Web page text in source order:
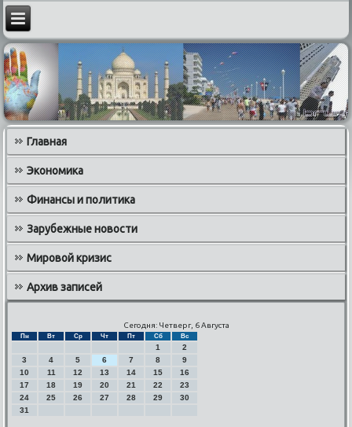
Главная
Экономика
Финансы и политика
Зарубежные новости
Мировой кризис
Архив записей
Сегодня: Четверг, 6 Августа
Пн Вт Ср Чт Пт Сб Вс
1
2
3
4 5 6 7 8
9
10
11 12 13 14 15
16
17
18 19 20 21 22
23
24
25 26 27 28 29
30
31